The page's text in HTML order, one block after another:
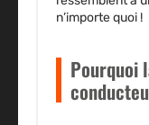
n’importe quoi !
Pourquoi